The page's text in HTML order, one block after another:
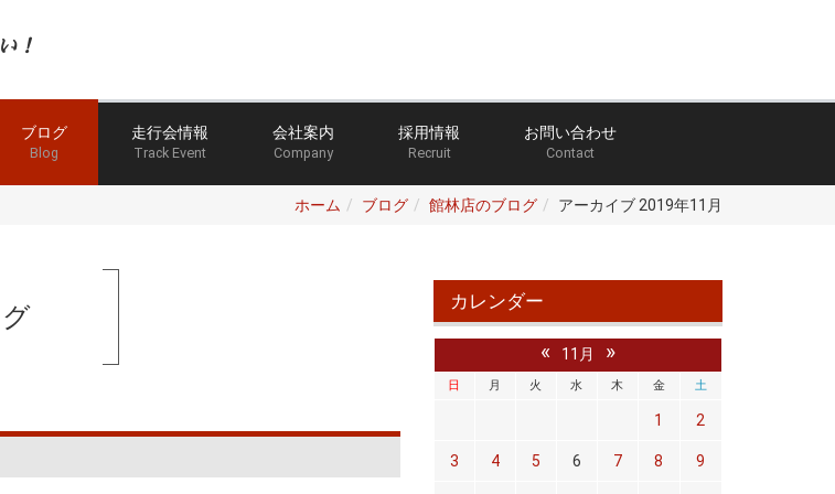
！
ブログ
Blog
走行会情報
Track Event
会社案内
Company
採用情報
Recruit
お問い合わせ
Contact
ホーム ブログ 館林店のブログ アーカイブ 2019年11月
カレンダー
« 11月 »
日 月 火 水 木 金 土
1 2
3 4 5 6 7 8 9